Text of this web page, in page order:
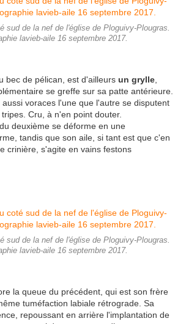
sud de la nef de l'église de Ploguivy-Plougras.
lavieb-aile 16 septembre 2017.
bec de pélican, est d'ailleurs un grylle
se greffe sur sa patte antérieure.
voraces l'une que l'autre se disputent
Cru, à n'en point douter.
deuxième se déforme en une
tandis que son aile, si tant est que c'en
crinière, s'agite en vains festons
sud de la nef de l'église de Ploguivy-Plougras.
lavieb-aile 16 septembre 2017.
la queue du précédent, qui est son frère
tuméfaction labiale rétrograde. Sa
repoussant en arrière l'implantation de